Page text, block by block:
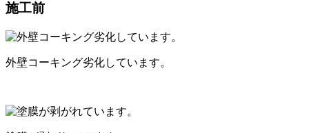
施工前
外壁コーキング劣化しています。